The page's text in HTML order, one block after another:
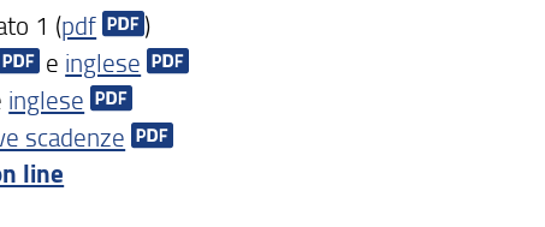
1 (pdf
)
e inglese
inglese
scadenze
line